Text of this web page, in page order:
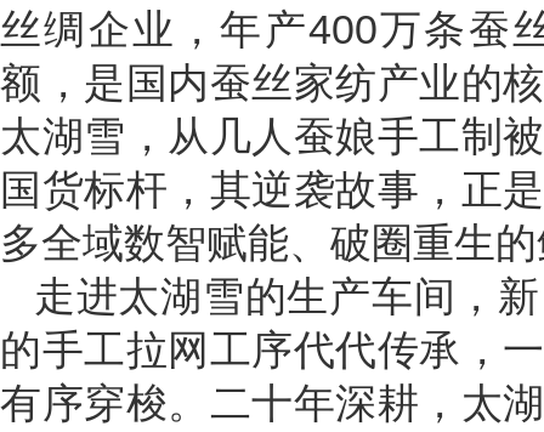
丝绸企业，年产400万条蚕
额，是国内蚕丝家纺产业的
太湖雪，从几人蚕娘手工制
国货标杆，其逆袭故事，正
多全域数智赋能、破圈重生
走进太湖雪的生产车间，
的手工拉网工序代代传承，
有序穿梭。二十年深耕，太